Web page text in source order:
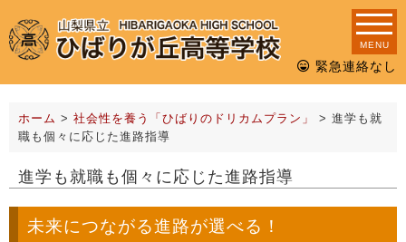
MENU
緊急連絡なし
ホーム > 社会性を養う「ひばりのドリカムプラン」 > 進学も就
職も個々に応じた進路指導
進学も就職も個々に応じた進路指導
未来につながる進路が選べる！